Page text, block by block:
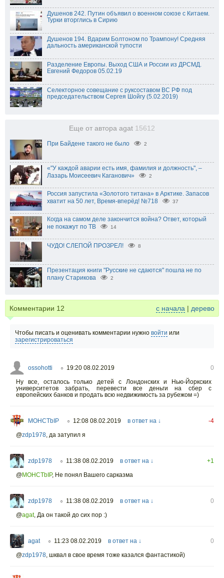
Душенов 242. Путин объявил о военном союзе с Китаем.
Турки вторглись в Сирию
Душенов 194. Вдарим Болтоном по Трампону! Средняя
дальность американской тупости
Разделение Европы. Выход США и России из ДРСМД.
Евгений Федоров 05.02.19
Селекторное совещание с руксоставом ВС РФ под
председательством Сергея Шойгу (5.02.2019)
Еще от автора agat 15612
При Байдене такого не было 2
«"У каждой аварии есть имя, фамилия и должность", –
Лазарь Моисеевич Каганович»
2
Россия запустила «Золотого титана» в Арктике. Запасов
хватит на 50 лет, Время-вперёд! №718
37
Когда на самом деле закончится война? Ответ, который
не покажут по ТВ
14
ЧУДО! СЛЕПОЙ ПРОЗРЕЛ! 8
Презентация книги "Русские не сдаются" пошла не по
плану Старикова
2
Комментарии 12 с начала | дерево
Чтобы писать и оценивать комментарии нужно войти или
зарегистрироваться
ossohotti ○ 19:20 08.02.2019
0
Ну все, осталось только детей с Лондонских и Нью-Йоркских
университетов забрать, перевести все деньги на сбер с
европейских банков и продать всю недвижимость за рубежом =)
MOHCTbIP ○ 12:08 08.02.2019 в ответ на ↓
-4
@zdp1978, да затупил я
zdp1978 ○ 11:38 08.02.2019 в ответ на ↓
+1
@MOHCTbIP, Не понял Вашего сарказма
zdp1978 ○ 11:38 08.02.2019 в ответ на ↓
0
@agat, Да он такой до сих пор :)
agat ○ 11:23 08.02.2019 в ответ на ↓
0
@zdp1978, шквал в свое время тоже казался фантастикой)